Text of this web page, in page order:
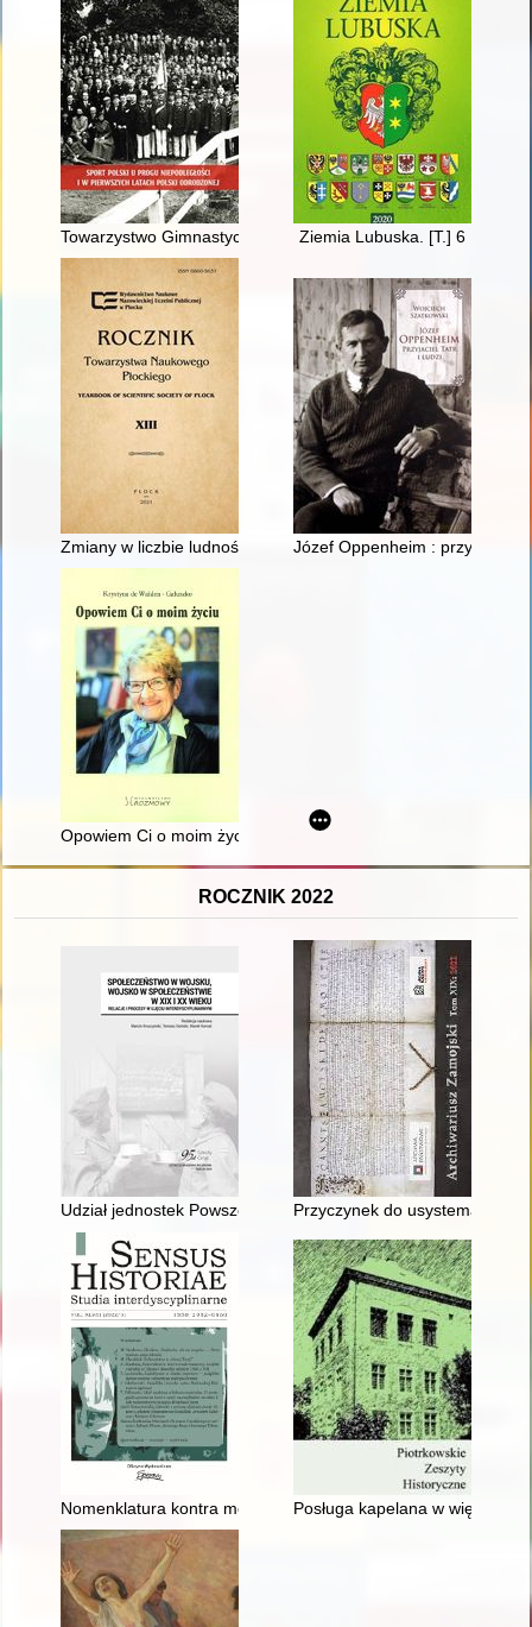
Towarzystwo Gimnastyczne "Sokół" w Wielkopolsce w
Ziemia Lubuska. [T.] 6
Zmiany w liczbie ludności województwa mazowieckiego na
Józef Oppenheim : przyjaciel
Opowiem Ci o moim życiu
ROCZNIK 2022
Udział jednostek Powszechnej Organizacji "Służba Polsce"
Przyczynek do
Nomenklatura kontra modernizatorzy: walka o władzę w
Posługa kapelana w